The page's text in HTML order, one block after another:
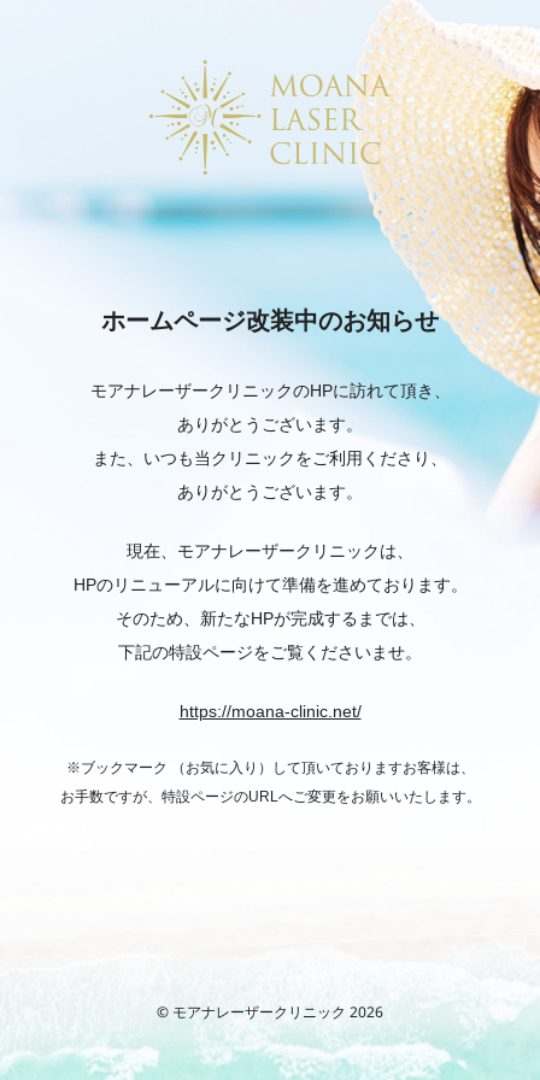
ホームページ改装中のお知らせ
モアナレーザークリニックのHPに訪れて頂き、
ありがとうございます。
また、いつも当クリニックをご利用くださり、
ありがとうございます。
現在、モアナレーザークリニックは、
HPのリニューアルに向けて準備を進めております。
そのため、新たなHPが完成するまでは、
下記の特設ページをご覧くださいませ。
https://moana-clinic.net/
※ブックマーク （お気に入り）して頂いておりますお客様は、
お手数ですが、特設ページのURLへご変更をお願いいたします。
© モアナレーザークリニック 2026